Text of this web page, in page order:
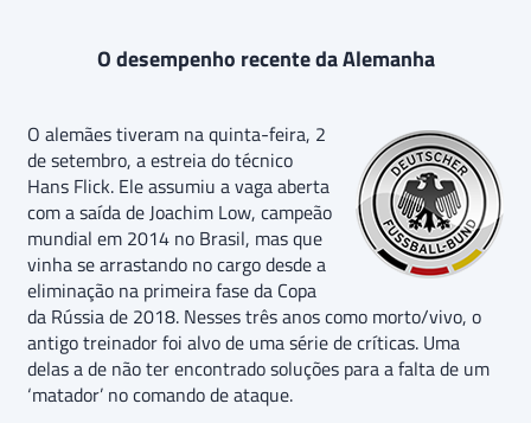
O desempenho recente da Alemanha
O alemães tiveram na quinta-feira, 2
de setembro, a estreia do técnico
Hans Flick. Ele assumiu a vaga aberta
com a saída de Joachim Low, campeão
mundial em 2014 no Brasil, mas que
vinha se arrastando no cargo desde a
eliminação na primeira fase da Copa
da Rússia de 2018. Nesses três anos como morto/vivo, o
antigo treinador foi alvo de uma série de críticas. Uma
delas a de não ter encontrado soluções para a falta de um
‘matador’ no comando de ataque.